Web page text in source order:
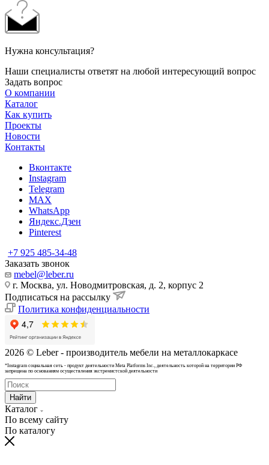
Нужна консультация?
Наши специалисты ответят на любой интересующий вопрос
Задать вопрос
О компании
Каталог
Как купить
Проекты
Новости
Контакты
Вконтакте
Instagram
Telegram
MAX
WhatsApp
Яндекс.Дзен
Pinterest
+7 925 485-34-48
Заказать звонок
mebel@leber.ru
г. Москва, ул. Новодмитровская, д. 2, корпус 2
Подписаться на рассылку
Политика конфиденциальности
2026 © Leber - производитель мебели на металлокаркасе
*Instagram cоциальная сеть - продукт деятельности Meta Platforms Inc., деятельность которой на территории РФ
запрещена по основаниям осуществления экстремистской деятельности
Найти
Каталог
По всему сайту
По каталогу